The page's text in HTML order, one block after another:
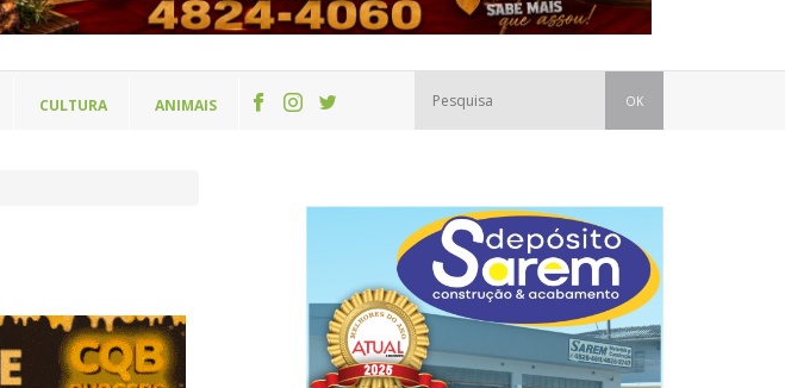
CULTURA ANIMAIS OK